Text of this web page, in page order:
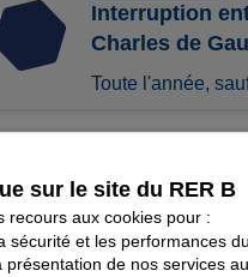
Interruption
Charles de
Toute l'année,
Interruption
Du samedi 25
sur le site du RER B
recours aux cookies pour :
sécurité et les performances
présentation de nos services